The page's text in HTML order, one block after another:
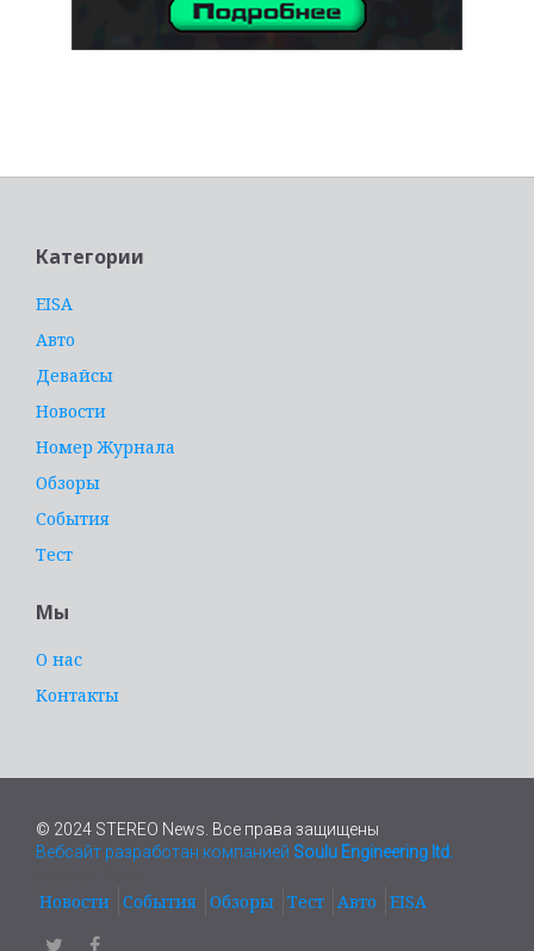
Категории
EISA
Авто
Девайсы
Новости
Номер Журнала
Обзоры
События
Тест
Мы
О нас
Контакты
© 2024 STEREO News. Все права защищены
Вебсайт разработан компанией Soulu Engineering ltd.
Новости События Обзоры Тест Авто EISA